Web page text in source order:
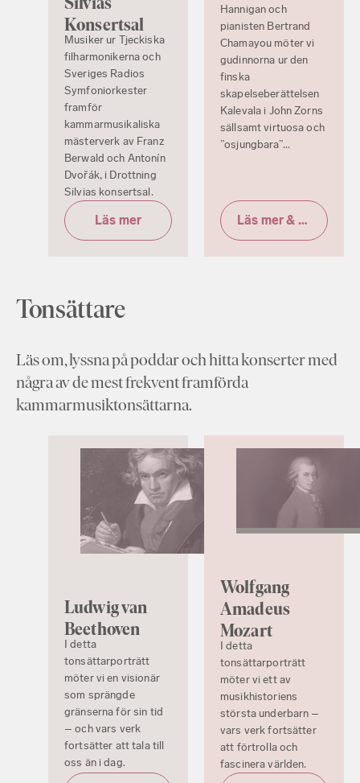
Konsertsal
Musiker ur Tjeckiska
filharmonikerna och
Sveriges Radios
Symfoniorkester
framför
kammarmusikaliska
mästerverk av Franz
Berwald och Antonín
Dvořák, i Drottning
Silvias konsertsal.
Läs mer
Hannigan och
pianisten Bertrand
Chamayou möter vi
gudinnorna ur den
finska
skapelseberättelsen
Kalevala i John Zorns
sällsamt virtuosa och
”osjungbara”...
Läs mer & biljetter
Tonsättare
Läs om, lyssna på poddar och hitta konserter med
några av de mest frekvent framförda
kammarmusiktonsättarna.
Ludwig van
Beethoven
I detta
tonsättarporträtt
möter vi en visionär
som sprängde
gränserna för sin tid
– och vars verk
fortsätter att tala till
oss än i dag.
Wolfgang
Amadeus
Mozart
I detta
tonsättarporträtt
möter vi ett av
musikhistoriens
största underbarn –
vars verk fortsätter
att förtrolla och
fascinera världen.